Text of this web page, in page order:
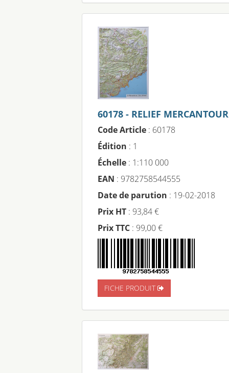
60178 - RELIEF
Code Article : 60178
Édition : 1
Échelle : 1:110 000
EAN : 9782758544555
Date de parution : 19-02-2018
Prix HT : 93,84 €
Prix TTC : 99,00 €
FICHE PRODUIT